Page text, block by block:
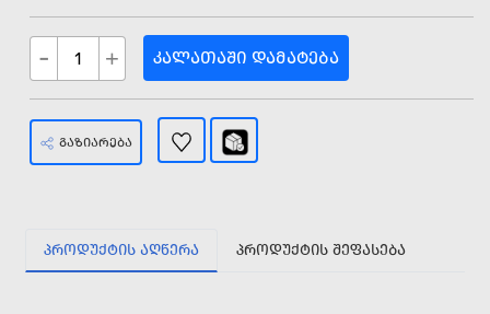
- + ᲙᲐᲚᲐᲗᲐᲨᲘ ᲓᲐᲛᲐᲢᲔᲑᲐ
ᲒᲐᲖᲘᲐᲠᲔᲑᲐ
ᲞᲠᲝᲓᲣᲥᲢᲘᲡ ᲐᲦᲬᲔᲠᲐ ᲞᲠᲝᲓᲣᲥᲢᲘᲡ ᲨᲔᲤᲐᲡᲔᲑᲐ